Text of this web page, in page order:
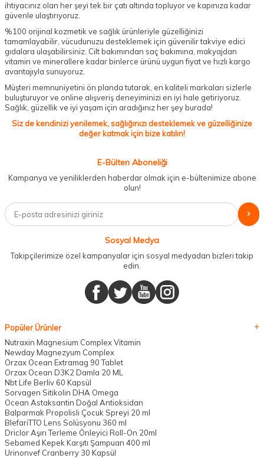
ihtiyacınız olan her şeyi tek bir çatı altında topluyor ve kapınıza kadar
güvenle ulaştırıyoruz.
%100 orijinal kozmetik ve sağlık ürünleriyle güzelliğinizi
tamamlayabilir, vücudunuzu desteklemek için güvenilir takviye edici
gıdalara ulaşabilirsiniz. Cilt bakımından saç bakımına, makyajdan
vitamin ve minerallere kadar binlerce ürünü uygun fiyat ve hızlı kargo
avantajıyla sunuyoruz.
Müşteri memnuniyetini ön planda tutarak, en kaliteli markaları sizlerle
buluşturuyor ve online alışveriş deneyiminizi en iyi hale getiriyoruz.
Sağlık, güzellik ve iyi yaşam için aradığınız her şey burada!
Siz de kendinizi yenilemek, sağlığınızı desteklemek ve güzelliğinize
değer katmak için bize katılın!
E-Bülten Aboneliği
Kampanya ve yeniliklerden haberdar olmak için e-bültenimize abone
olun!
Sosyal Medya
Takipçilerimize özel kampanyalar için sosyal medyadan bizleri takip
edin.
Popüler Ürünler
Nutraxin Magnesium Complex Vitamin
Newday Magnezyum Complex
Orzax Ocean Extramag 90 Tablet
Orzax Ocean D3K2 Damla 20 ML
Nbt Life Berliv 60 Kapsül
Sorvagen Sitikolin DHA Omega
Ocean Astaksantin Doğal Antioksidan
Balparmak Propolisli Çocuk Spreyi 20 ml
BlefariTTO Lens Solüsyonu 360 ml
Driclor Aşırı Terleme Önleyici Roll-On 20ml
Sebamed Kepek Karşıtı Şampuan 400 ml
Urinonvef Cranberry 30 Kapsül